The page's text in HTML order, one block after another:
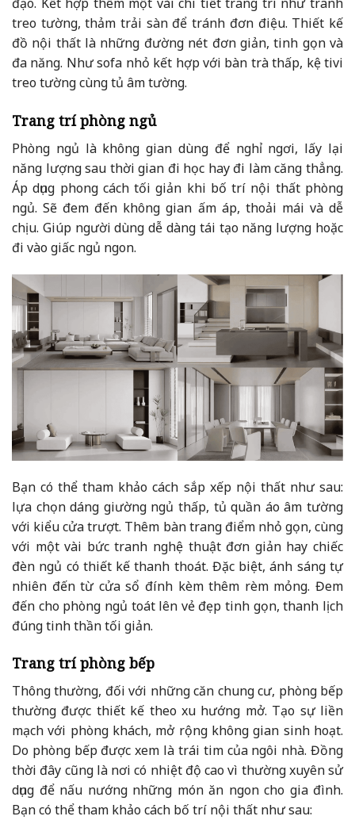
treo tường, thảm trải sàn để tránh đơn điệu. Thiết kế
đồ nội thất là những đường nét đơn giản, tinh gọn và
đa năng. Như sofa nhỏ kết hợp với bàn trà thấp, kệ tivi
treo tường cùng tủ âm tường.
Trang trí phòng ngủ
Phòng ngủ là không gian dùng để nghỉ ngơi, lấy lại
năng lượng sau thời gian đi học hay đi làm căng thẳng.
Áp dụng phong cách tối giản khi bố trí nội thất phòng
ngủ. Sẽ đem đến không gian ấm áp, thoải mái và dễ
chịu. Giúp người dùng dễ dàng tái tạo năng lượng hoặc
đi vào giấc ngủ ngon.
Bạn có thể tham khảo cách sắp xếp nội thất như sau:
lựa chọn dáng giường ngủ thấp, tủ quần áo âm tường
với kiểu cửa trượt. Thêm bàn trang điểm nhỏ gọn, cùng
với một vài bức tranh nghệ thuật đơn giản hay chiếc
đèn ngủ có thiết kế thanh thoát. Đặc biệt, ánh sáng tự
nhiên đến từ cửa sổ đính kèm thêm rèm mỏng. Đem
đến cho phòng ngủ toát lên vẻ đẹp tinh gọn, thanh lịch
đúng tinh thần tối giản.
Trang trí phòng bếp
Thông thường, đối với những căn chung cư, phòng bếp
thường được thiết kế theo xu hướng mở. Tạo sự liền
mạch với phòng khách, mở rộng không gian sinh hoạt.
Do phòng bếp được xem là trái tim của ngôi nhà. Đồng
thời đây cũng là nơi có nhiệt độ cao vì thường xuyên sử
dụng để nấu nướng những món ăn ngon cho gia đình.
Bạn có thể tham khảo cách bố trí nội thất như sau: